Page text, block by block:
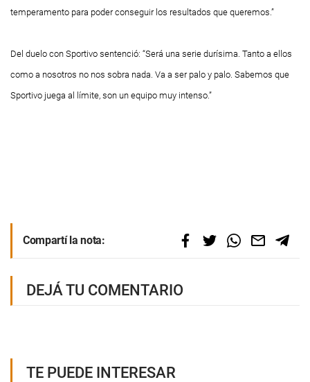
temperamento para poder conseguir los resultados que queremos.”
Del duelo con Sportivo sentenció: “Será una serie durísima. Tanto a ellos
como a nosotros no nos sobra nada. Va a ser palo y palo. Sabemos que
Sportivo juega al límite, son un equipo muy intenso.”
Compartí la nota:
DEJÁ TU COMENTARIO
TE PUEDE INTERESAR